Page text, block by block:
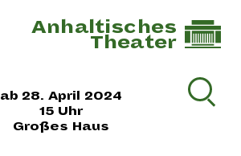
Anhaltisches
Theater
ab 28. April 2024
15 Uhr
Großes Haus